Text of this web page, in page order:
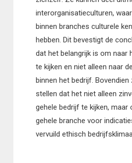
interorganisatieculturen,
binnen branches culturele
hebben. Dit bevestigt de
dat het belangrijk is om naar
te kijken en niet alleen naar
binnen het bedrijf. Bovendien
stellen dat het niet alleen
gehele bedrijf te kijken, maar
gehele branche voor
vervuild ethisch